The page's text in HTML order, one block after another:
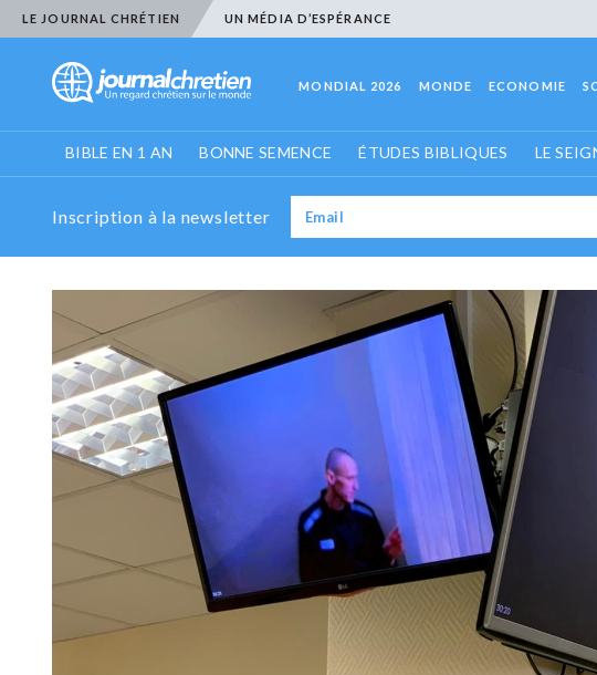
LE JOURNAL CHRÉTIEN UN MÉDIA D’ESPÉRANCE
MONDIAL 2026 MONDE ECONOMIE
BIBLE EN 1 AN BONNE SEMENCE ÉTUDES BIBLIQUES LE
Inscription à la newsletter